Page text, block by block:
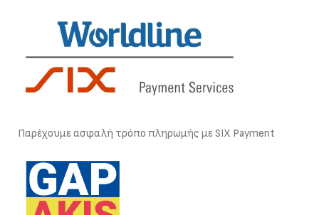
Παρέχουμε ασφαλή τρόπο πληρωμής με SIX Payment